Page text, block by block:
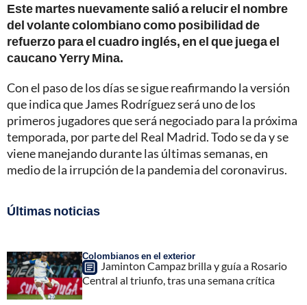
Este martes nuevamente salió a relucir el nombre
del volante colombiano como posibilidad de
refuerzo para el cuadro inglés, en el que juega el
caucano Yerry Mina.
Con el paso de los días se sigue reafirmando la versión
que indica que James Rodríguez será uno de los
primeros jugadores que será negociado para la próxima
temporada, por parte del Real Madrid. Todo se da y se
viene manejando durante las últimas semanas, en
medio de la irrupción de la pandemia del coronavirus.
Últimas noticias
Colombianos en el exterior
Jaminton Campaz brilla y guía a Rosario
Central al triunfo, tras una semana crítica